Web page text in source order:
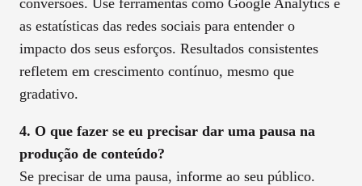
conversões. Use ferramentas como Google Analytics e
as estatísticas das redes sociais para entender o
impacto dos seus esforços. Resultados consistentes
refletem em crescimento contínuo, mesmo que
gradativo.
4. O que fazer se eu precisar dar uma pausa na
produção de conteúdo?
Se precisar de uma pausa, informe ao seu público.